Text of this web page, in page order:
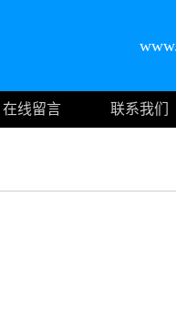
在线留言
联系我们